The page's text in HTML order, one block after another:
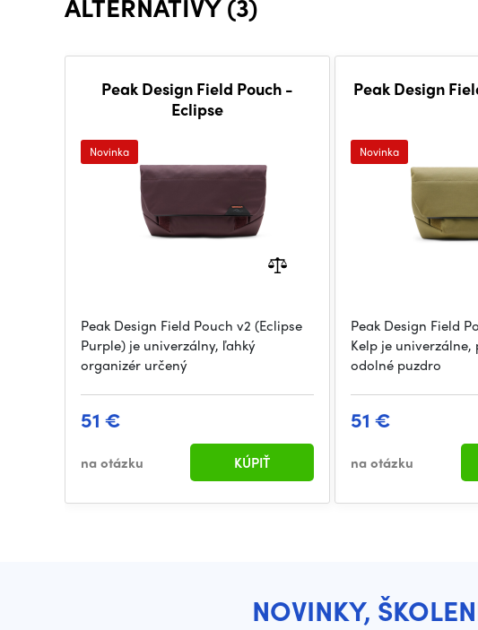
Peak Design Field Pouch -
Eclipse
Novinka
Peak Design Field Pouch v2 (Eclipse
Purple) je univerzálny, ľahký
organizér určený
51 €
na otázku KÚPIŤ
Peak Design
Novinka
Peak Design Field
Kelp je
odolné puzdro
51 €
na otázku
NOVINKY,